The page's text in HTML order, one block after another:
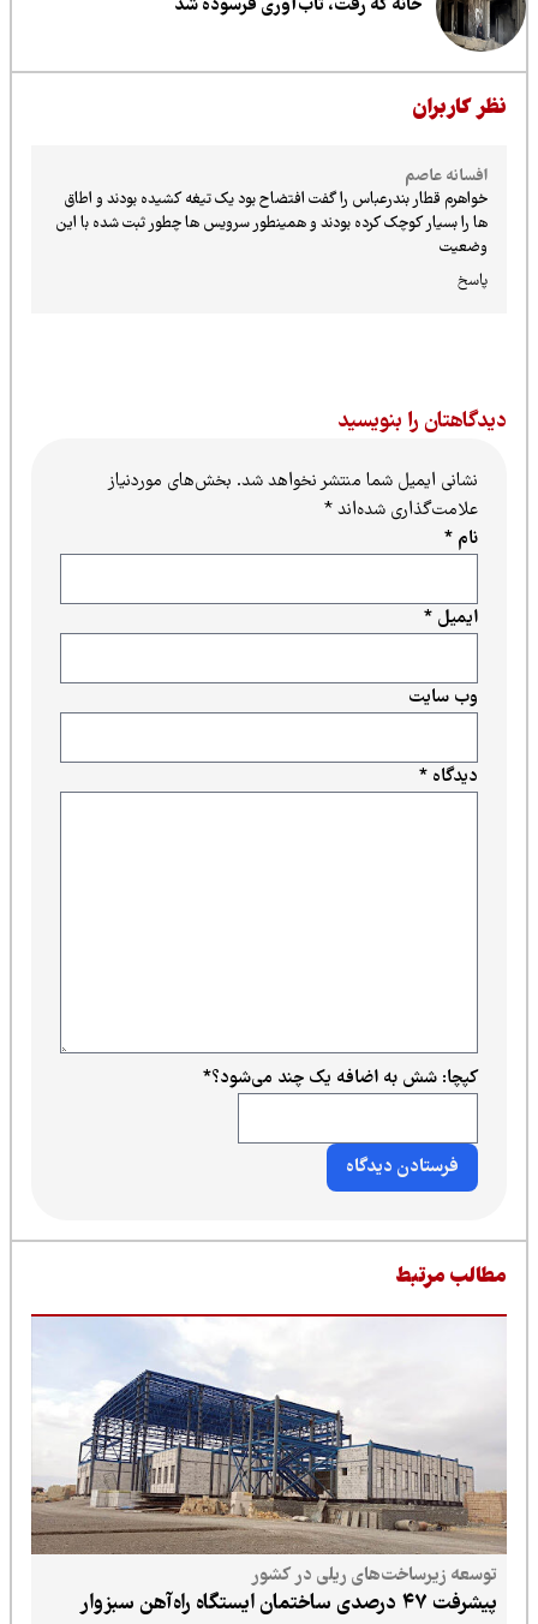
خانه که رفت، تاب‌آوری فرسوده شد
کاربران
افسانه عاصم
خواهرم قطار بندرعباس را گفت افتضاح بود یک تیغه کشیده بودند و اطاق
ها را بسیار کوچک کرده بودند و همینطور سرویس ها چطور ثبت شده با این
وضعیت
را بنویسید
نشانی ایمیل شما منتشر نخواهد شد.بخش‌های موردنیاز
علامت‌گذاری شده‌اند*
دیدگاه*
ایمیل*
وب‌ سایت
کپچا: شش به اضافه یک چند می‌شود؟*
مرتبط
توسعه زیرساخت‌های ریلی در کشور
پیشرفت ۴۷ درصدی ساختمان ایستگاه راه‌آهن سبزوار